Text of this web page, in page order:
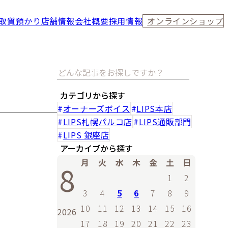
質預かり 店舗情報会社概要採用情報 オンラインショップ
カテゴリから探す
オーナーズボイス
LIPS本店
LIPS札幌パルコ店
LIPS通販部門
LIPS 銀座店
アーカイブから探す
8
2026
月 火 水 木 金 土
日
1
2
3
4 5 6 7 8
9
10
11 12 13 14 15
16
17
18 19 20 21 22 23